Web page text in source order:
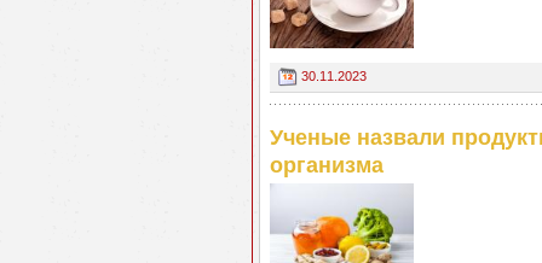
30.11.2023
Ученые назвали
организма